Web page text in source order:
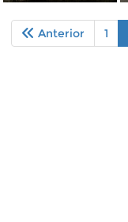
Anterior 1